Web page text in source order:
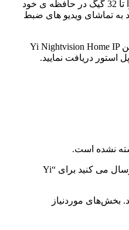
کنید. همچنین این دوربین ویدیو ها را تا 32 گیگ در حافظه ی خود
به تماشای ویدیو های ضبط
نرم افزار مورد استفاده برای دوربین Yi Nightvision Home IP
نشده است.
اولین نفری باشید که دیدگاهی را ارسال می کنید برای “Yi
بخش‌های موردنیاز